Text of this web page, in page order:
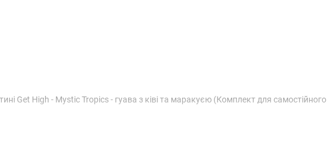
Get High - Mystic Tropics - гуава з ківі та маракуєю (Комплект для самостійного